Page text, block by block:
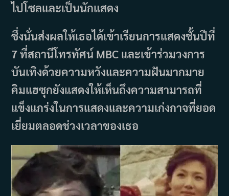
ไปโซลและเป็นนักแสดง
ซึ่งนั่นส่งผลให้เธอได้เข้าเรียนการแสดงชั้นปีที่
7 ที่สถานีโทรทัศน์ MBC และเข้าร่วมวงการ
บันเทิงด้วยความหวังและความฝันมากมาย
คิมแฮซุกยังแสดงให้เห็นถึงความสามารถที่
แข็งแกร่งในการแสดงและความเก่งกาจที่ยอด
เยี่ยมตลอดช่วงเวลาของเธอ